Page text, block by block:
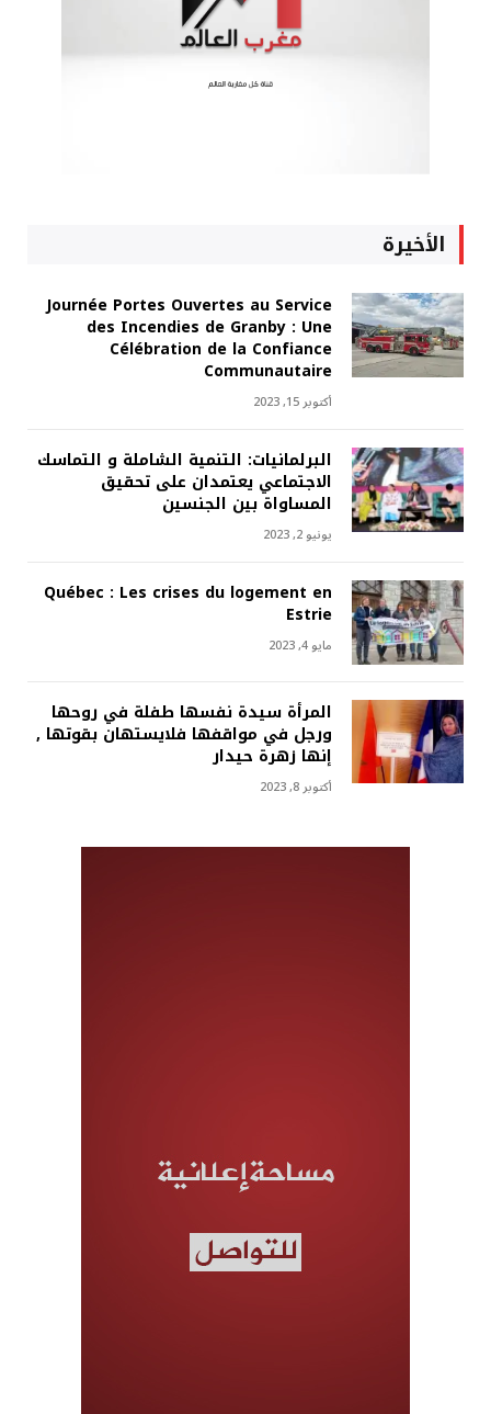
الأخيرة
Journée Portes Ouvertes au Service
des Incendies de Granby : Une
Célébration de la Confiance
Communautaire
أكتوبر 15, 2023
البرلمانيات: التنمية الشاملة و التماسك
الاجتماعي يعتمدان على تحقيق
المساواة بين الجنسين
يونيو 2, 2023
Québec : Les crises du logement en
Estrie
مايو 4, 2023
المرأة سيدة نفسها طفلة في روحها
ورجل في مواقفها فلايستهان بقوتها ,
إنها زهرة حيدار
أكتوبر 8, 2023